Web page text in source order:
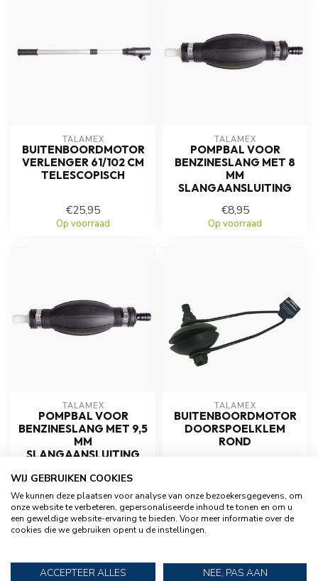
TALAMEX
BUITENBOORDMOTOR
VERLENGER 61/102 CM
TELESCOPISCH
€25,95
Op voorraad
TALAMEX
POMPBAL VOOR
BENZINESLANG MET 8
MM
SLANGAANSLUITING
€8,95
Op voorraad
TALAMEX
POMPBAL VOOR
BENZINESLANG MET 9,5
MM
SLANGAANSLUITING
€9,95
Op voorraad
TALAMEX
BUITENBOORDMOTOR
DOORSPOELKLEM
ROND
Op voorraad
WIJ GEBRUIKEN COOKIES
We kunnen deze plaatsen voor analyse van onze bezoekersgegevens, om
onze website te verbeteren, gepersonaliseerde inhoud te tonen en om u
een geweldige website-ervaring te bieden. Voor meer informatie over de
cookies die we gebruiken opent u de instellingen.
ACCEPTEER ALLES
NEE, PAS AAN